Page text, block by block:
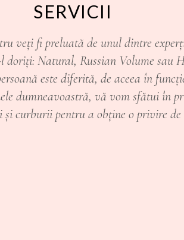
SERVICII
veți fi preluată de unul dintre
doriți: Natural, Russian Volume sau
este diferită, de aceea în
dumneavoastră, vă vom sfătui în
și curburii pentru a obține o privire